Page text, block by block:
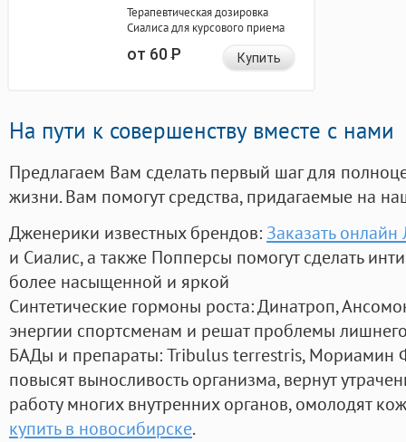
Терапевтическая дозировка
Сиалиса для курсового приема
от 60Р Купить
На пути к совершенству вместе с нами
Предлагаем Вам сделать первый шаг для
жизни. Вам помогут средства, придагаемые на
Дженерики известных брендов: Заказать
и Сиалис, а также Попперсы помогут сделать
более насыщенной и яркой
Синтетические гормоны роста: Динатроп,
энергии спортсменам и решат проблемы
БАДы и препараты:Tribulus terrestris, Мориамин
повысят выносливость организма, вернут
работу многих внутренних органов, омолодят
купить в новосибирске.